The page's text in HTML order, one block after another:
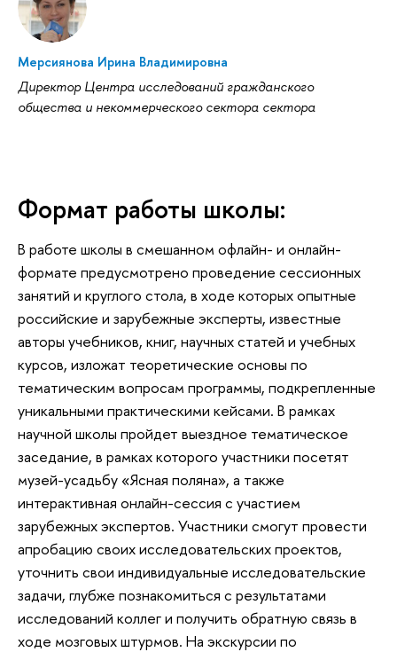
Мерсиянова Ирина Владимировна
Директор Центра исследований гражданского
общества и некоммерческого сектора сектора
Формат работы школы:
В работе школы в смешанном офлайн- и онлайн-
формате предусмотрено проведение сессионных
занятий и круглого стола, в ходе которых опытные
российские и зарубежные эксперты, известные
авторы учебников, книг, научных статей и учебных
курсов, изложат теоретические основы по
тематическим вопросам программы, подкрепленные
уникальными практическими кейсами. В рамках
научной школы пройдет выездное тематическое
заседание, в рамках которого участники посетят
музей-усадьбу «Ясная поляна», а также
интерактивная онлайн-сессия с участием
зарубежных экспертов. Участники смогут провести
апробацию своих исследовательских проектов,
уточнить свои индивидуальные исследовательские
задачи, глубже познакомиться с результатами
исследований коллег и получить обратную связь в
ходе мозговых штурмов. На экскурсии по